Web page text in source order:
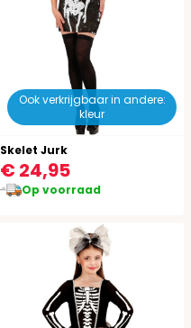
Ook verkrijgbaar in andere:
kleur
Skelet Jurk
€ 24,95
Op voorraad